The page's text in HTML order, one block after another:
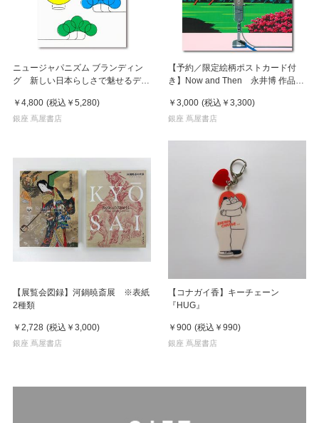
ニュージャパニズム ブランディン
グ 新しい日本らしさで魅せるデザ
￥4,800 (税込 ￥5,280)
銀座 蔦屋書店
【予約／限定絵柄ポストカード付
き】Now and Then 永井博 作品
￥3,000 (税込 ￥3,300)
銀座 蔦屋書店
【展覧会図録】河鍋暁斎展 ※表紙
2種類
￥2,728 (税込 ￥3,000)
銀座 蔦屋書店
【コナガイ香】キーチェーン
『HUG』
￥900 (税込 ￥990)
銀座 蔦屋書店